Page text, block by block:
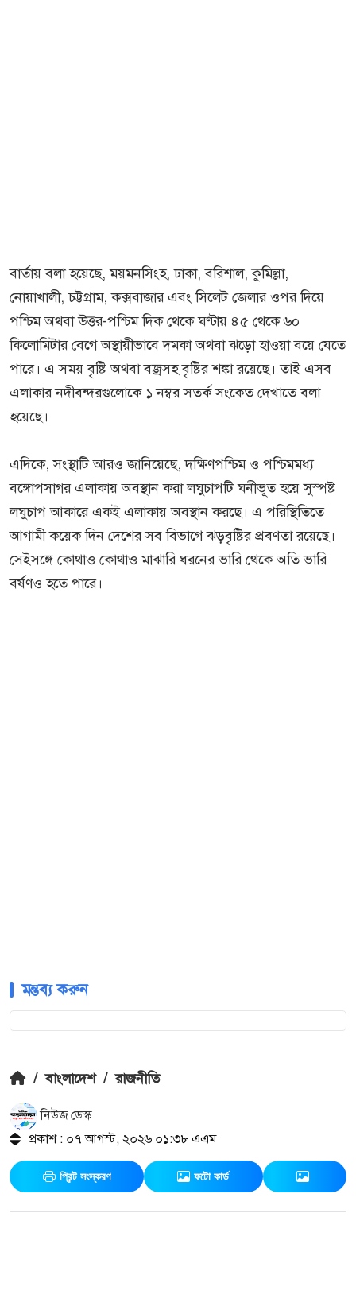
বার্তায় বলা হয়েছে, ময়মনসিংহ, ঢাকা, বরিশাল, কুমিল্লা,
নোয়াখালী, চট্টগ্রাম, কক্সবাজার এবং সিলেট জেলার ওপর দিয়ে
পশ্চিম অথবা উত্তর-পশ্চিম দিক থেকে ঘণ্টায় ৪৫ থেকে ৬০
কিলোমিটার বেগে অস্থায়ীভাবে দমকা অথবা ঝড়ো হাওয়া বয়ে যেতে
পারে। এ সময় বৃষ্টি অথবা বজ্রসহ বৃষ্টির শঙ্কা রয়েছে। তাই এসব
এলাকার নদীবন্দরগুলোকে ১ নম্বর সতর্ক সংকেত দেখাতে বলা
হয়েছে।
এদিকে, সংস্থাটি আরও জানিয়েছে, দক্ষিণপশ্চিম ও পশ্চিমমধ্য
বঙ্গোপসাগর এলাকায় অবস্থান করা লঘুচাপটি ঘনীভূত হয়ে সুস্পষ্ট
লঘুচাপ আকারে একই এলাকায় অবস্থান করছে। এ পরিস্থিতিতে
আগামী কয়েক দিন দেশের সব বিভাগে ঝড়বৃষ্টির প্রবণতা রয়েছে।
সেইসঙ্গে কোথাও কোথাও মাঝারি ধরনের ভারি থেকে অতি ভারি
বর্ষণও হতে পারে।
মন্তব্য করুন
/ বাংলাদেশ / রাজনীতি
নিউজ ডেস্ক
প্রকাশ : ০৭ আগস্ট, ২০২৬ ০১:৩৮ এএম
প্রিন্ট সংস্করণ ফটো কার্ড